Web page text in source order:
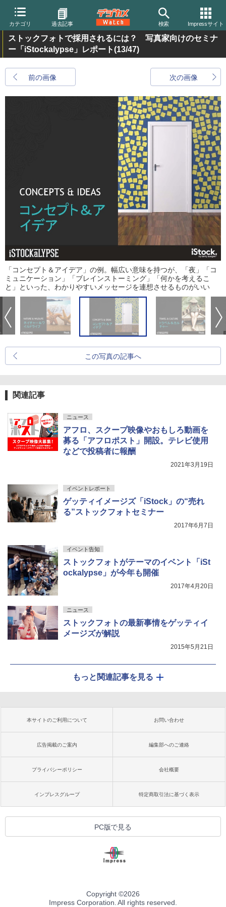
カテゴリ 過去記事 検索 Impressサイト
ストックフォトで採用されるには？ 写真家向けのセミナ
ー「iStockalypse」レポート(13/47)
前の画像 次の画像
「コンセプト＆アイデア」の例。幅広い意味を持つが、「夜」「コ
ミュニケーション」「ブレインストーミング」「何かを考えるこ
と」といった、わかりやすいメッセージを連想させるものがいい
この写真の記事へ
関連記事
ニュース
アフロ、スクープ映像やおもしろ動画を
募る「アフロポスト」開設。テレビ使用
などで投稿者に報酬
2021年3月19日
イベントレポート
ゲッティイメージズ「iStock」の“売れ
る”ストックフォトセミナー
2017年6月7日
イベント告知
ストックフォトがテーマのイベント「iSt
ockalypse」が今年も開催
2017年4月20日
ニュース
ストックフォトの最新事情をゲッティイ
メージズが解説
2015年5月21日
もっと関連記事を見る
本サイトのご利用について お問い合わせ
広告掲載のご案内 編集部へのご連絡
プライバシーポリシー 会社概要
インプレスグループ 特定商取引法に基づく表示
PC版で見る
Copyright ©2026
Impress Corporation. All rights reserved.